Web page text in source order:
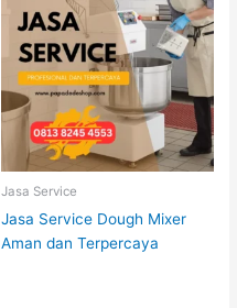
Jasa Service
Jasa Service Dough Mixer
Aman dan Terpercaya